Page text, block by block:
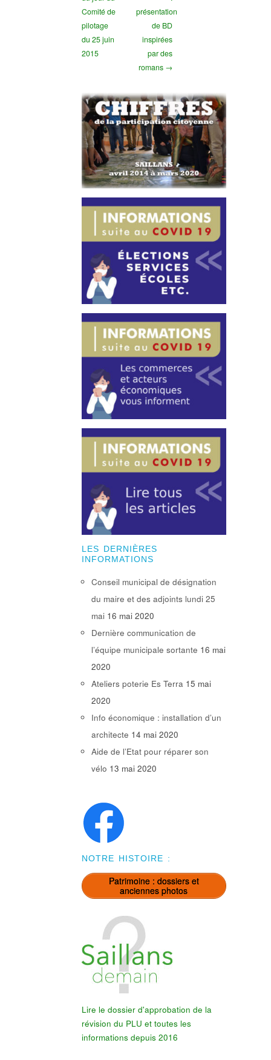
Comité de
pilotage
du 25 juin
2015
présentation
de BD
inspirées
par des
romans →
LES DERNIÈRES
INFORMATIONS
Conseil municipal de désignation
du maire et des adjoints lundi 25
mai 16 mai 2020
Dernière communication de
l’équipe municipale sortante 16 mai
2020
Ateliers poterie Es Terra 15 mai
2020
Info économique : installation d’un
architecte 14 mai 2020
Aide de l’Etat pour réparer son
vélo 13 mai 2020
NOTRE HISTOIRE :
Patrimoine : dossiers et
anciennes photos
Lire le dossier d'approbation de la
révision du PLU et toutes les
informations depuis 2016